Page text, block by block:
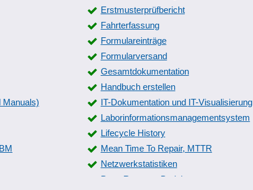
Erstmusterprüfbericht
Fahrterfassung
Formulareinträge
Formularversand
Gesamtdokumentation
Handbuch erstellen
Manuals)
IT-Dokumentation und IT-Visualisierung
Laborinformationsmanagementsystem
Lifecycle History
Mean Time To Repair, MTTR
Netzwerkstatistiken
Pace Revenue Berichte